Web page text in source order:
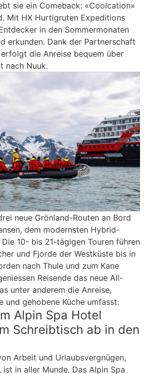
sie ein Comeback: «Coolcation»
Mit HX Hurtigruten Expeditions
in den Sommermonaten
erkunden. Dank der Partnerschaft
die Anreise bequem über
nach Nuuk.
neue Grönland-Routen an Bord
dem modernsten Hybrid-
10- bis 21-tägigen Touren führen
und Fjorde der Westküste bis in
nach Thule und zum Kane
Reisende das neue All-
unter anderem die Anreise,
und gehobene Küche umfasst.
Alpin Spa Hotel
Schreibtisch ab in den
Arbeit und Urlaubsvergnügen,
in aller Munde. Das Alpin Spa